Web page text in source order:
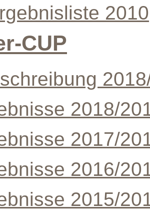
2010
CUP
2018/
2017/
2016/
2015/